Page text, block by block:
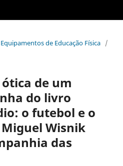
de Educação Física /
de um
do livro
o futebol e o
Miguel Wisnik
das